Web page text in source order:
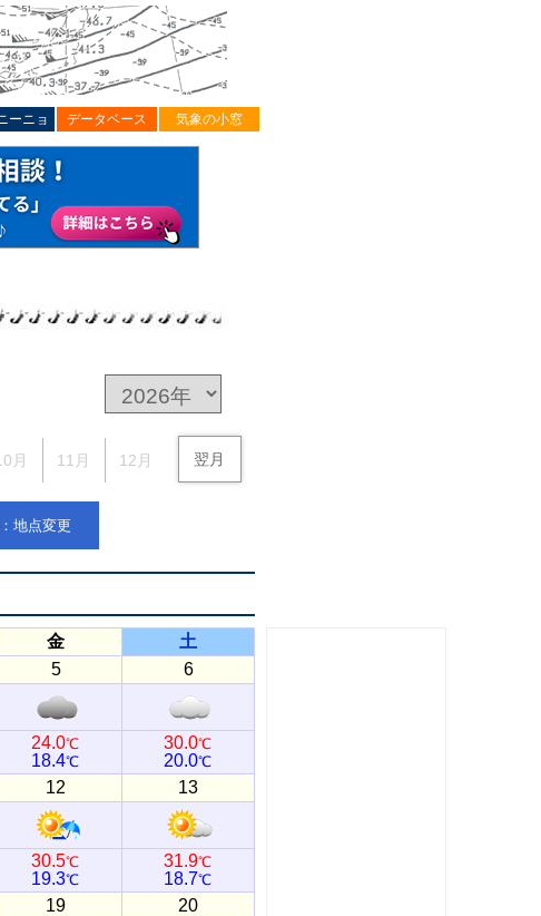
ーニョ データベース 気象の小窓
月 11月 12月 翌月
地点変更
金
土
5 6
24.0℃
18.4℃
30.0℃
20.0℃
12 13
30.5℃
19.3℃
31.9℃
18.7℃
19 20